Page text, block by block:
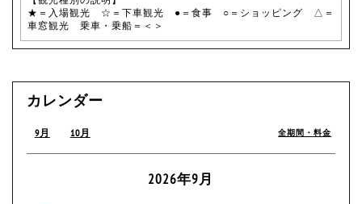
★＝入場観光 ☆＝下車観光 ●＝食事 ○＝ショッピング △＝
車窓観光 乗車・乗船＝＜＞
カレンダー
9月 10月 全期間・料金
2026年9月